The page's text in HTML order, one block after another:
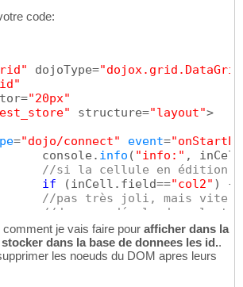
code:
dojoType=
"20px"
structure="layout">
="dojo/connect" event=
		console.
info ( "info:" ,
//si la cellule en édition
if
(inCell.field=="col2" )
{
//pas très joli, mais vite
//donc on décale dans le
window. setTimeout( function
var sel = dojo.query
//on connecte
je vais faire pour afficher dans la
dans la base de donnees les id..
les noeuds du DOM apres leurs